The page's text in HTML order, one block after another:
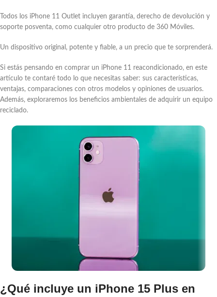
Todos los iPhone 11 Outlet incluyen garantía, derecho de devolución y
soporte posventa, como cualquier otro producto de 360 Móviles.
Un dispositivo original, potente y fiable, a un precio que te sorprenderá.
Si estás pensando en comprar un iPhone 11 reacondicionado, en este
artículo te contaré todo lo que necesitas saber: sus características,
ventajas, comparaciones con otros modelos y opiniones de usuarios.
Además, exploraremos los beneficios ambientales de adquirir un equipo
reciclado.
¿Qué incluye un iPhone 15 Plus en